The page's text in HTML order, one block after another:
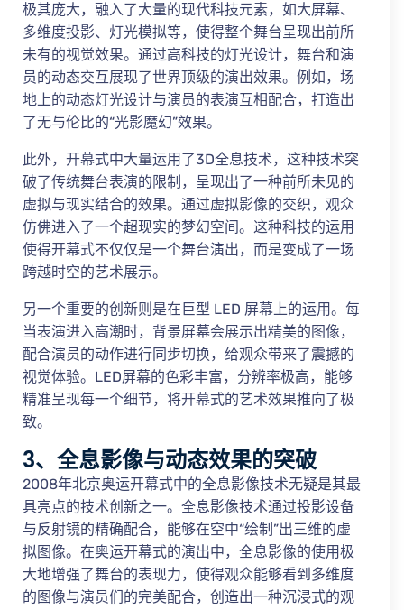
极其庞大，融入了大量的现代科技元素，如大屏幕、
多维度投影、灯光模拟等，使得整个舞台呈现出前所
未有的视觉效果。通过高科技的灯光设计，舞台和演
员的动态交互展现了世界顶级的演出效果。例如，场
地上的动态灯光设计与演员的表演互相配合，打造出
了无与伦比的“光影魔幻”效果。
此外，开幕式中大量运用了3D全息技术，这种技术突
破了传统舞台表演的限制，呈现出了一种前所未见的
虚拟与现实结合的效果。通过虚拟影像的交织，观众
仿佛进入了一个超现实的梦幻空间。这种科技的运用
使得开幕式不仅仅是一个舞台演出，而是变成了一场
跨越时空的艺术展示。
另一个重要的创新则是在巨型 LED 屏幕上的运用。每
当表演进入高潮时，背景屏幕会展示出精美的图像，
配合演员的动作进行同步切换，给观众带来了震撼的
视觉体验。LED屏幕的色彩丰富，分辨率极高，能够
精准呈现每一个细节，将开幕式的艺术效果推向了极
致。
3、全息影像与动态效果的突破
2008年北京奥运开幕式中的全息影像技术无疑是其最
具亮点的技术创新之一。全息影像技术通过投影设备
与反射镜的精确配合，能够在空中“绘制”出三维的虚
拟图像。在奥运开幕式的演出中，全息影像的使用极
大地增强了舞台的表现力，使得观众能够看到多维度
的图像与演员们的完美配合，创造出一种沉浸式的观